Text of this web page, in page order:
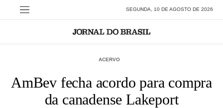
SEGUNDA, 10 DE AGOSTO DE 2026
ACERVO
AmBev fecha acordo para compra
da canadense Lakeport